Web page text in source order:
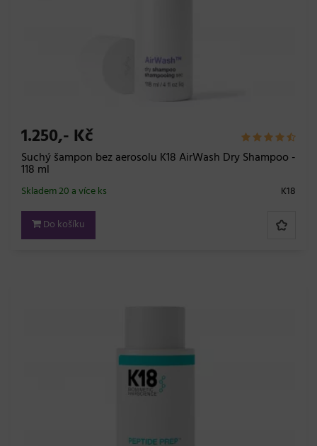
1.250,- Kč
Suchý šampon bez aerosolu K18 AirWash Dry Shampoo -
118 ml
K18
Skladem 20 a více ks
Do košíku